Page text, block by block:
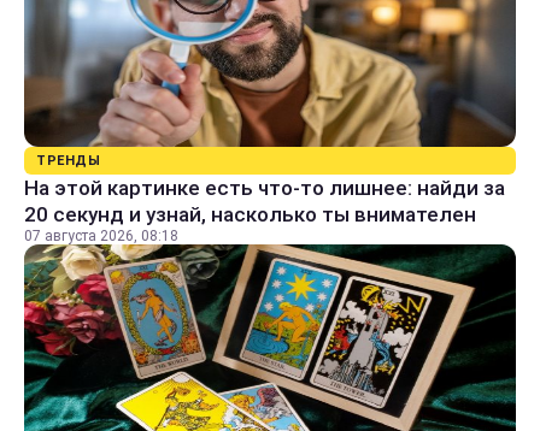
ТРЕНДЫ
На этой картинке есть что-то лишнее: найди за
20 секунд и узнай, насколько ты внимателен
07 августа 2026, 08:18